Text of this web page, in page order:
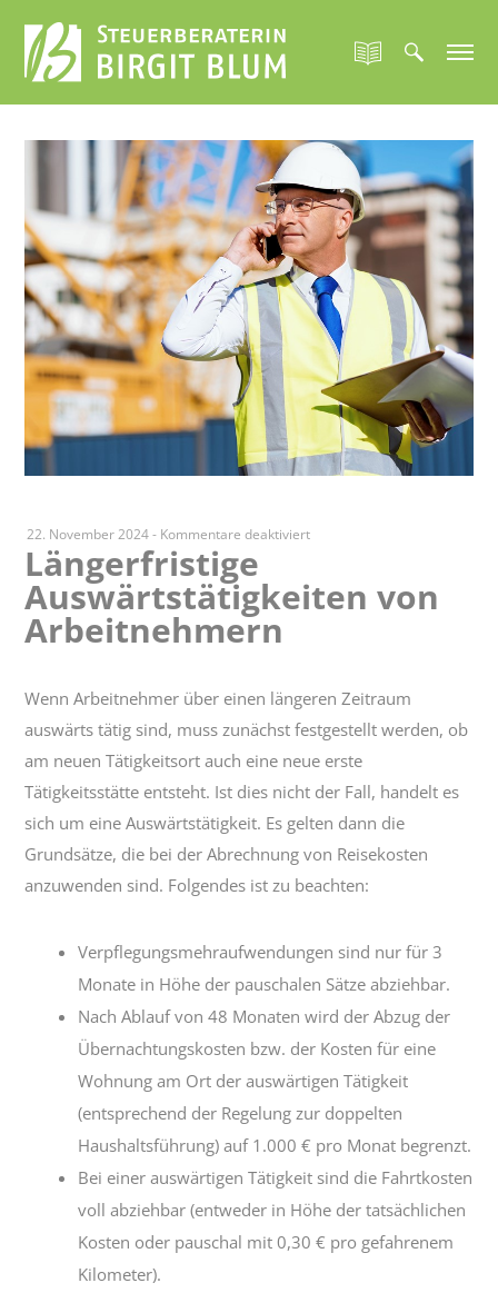
22. November 2024- Kommentare deaktiviertfür
Auswärtstätigkeiten
von
Längerfristige
Auswärtstätigkeiten von
Arbeitnehmern
Wenn Arbeitnehmer über einen längeren Zeitraum
auswärts tätig sind, muss zunächst festgestellt werden, ob
am neuen Tätigkeitsort auch eine neue erste
Tätigkeitsstätte entsteht. Ist dies nicht der Fall, handelt es
sich um eine Auswärtstätigkeit. Es gelten dann die
Grundsätze, die bei der Abrechnung von Reisekosten
anzuwenden sind. Folgendes ist zu beachten:
Verpflegungsmehraufwendungen sind nur für 3
Monate in Höhe der pauschalen Sätze abziehbar.
Nach Ablauf von 48 Monaten wird der Abzug der
Übernachtungskosten bzw. der Kosten für eine
Wohnung am Ort der auswärtigen Tätigkeit
(entsprechend der Regelung zur doppelten
Haushaltsführung) auf 1.000 € pro Monat begrenzt.
Bei einer auswärtigen Tätigkeit sind die Fahrtkosten
voll abziehbar (entweder in Höhe der tatsächlichen
Kosten oder pauschal mit 0,30 € pro gefahrenem
Kilometer).